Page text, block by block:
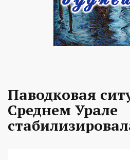
Паводковая
Среднем Урале